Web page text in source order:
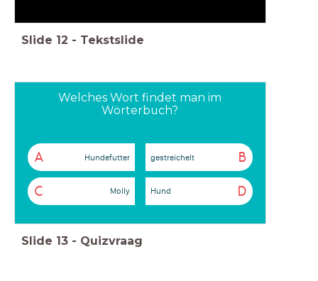
Slide 12 - Tekstslide
Welches Wort findet man im
Wörterbuch?
A Hundefutter B
gestreichelt
C Molly D
Hund
Slide 13 - Quizvraag